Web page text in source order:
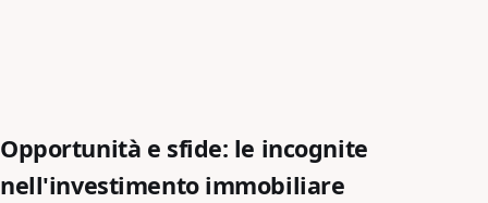
Opportunità e sfide: le incognite
nell'investimento immobiliare